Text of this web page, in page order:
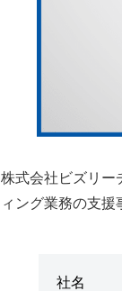
株式会社ビズリー
ィング業務の支援
社名